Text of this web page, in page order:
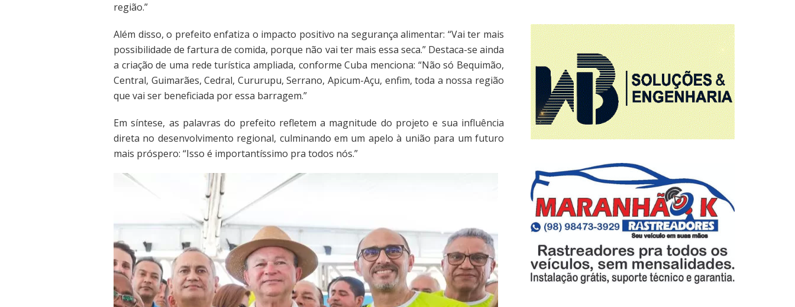
região.”
Além disso, o prefeito enfatiza o impacto positivo na segurança alimentar: “Vai ter mais
possibilidade de fartura de comida, porque não vai ter mais essa seca.” Destaca-se ainda
a criação de uma rede turística ampliada, conforme Cuba menciona: “Não só Bequimão,
Central, Guimarães, Cedral, Cururupu, Serrano, Apicum-Açu, enfim, toda a nossa região
que vai ser beneficiada por essa barragem.”
Em síntese, as palavras do prefeito refletem a magnitude do projeto e sua influência
direta no desenvolvimento regional, culminando em um apelo à união para um futuro
mais próspero: “Isso é importantíssimo pra todos nós.”